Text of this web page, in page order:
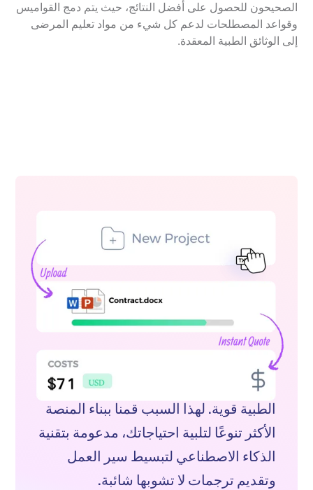
الصحيحون للحصول على أفضل النتائج، حيث يتم دمج القواميس
وقواعد المصطلحات لدعم كل شيء من مواد تعليم المرضى
إلى الوثائق الطبية المعقدة.
قائمة خدمات الترجمة المطلوبة للمكاتب
الطبية قوية. لهذا السبب قمنا ببناء المنصة
الأكثر تنوعًا لتلبية احتياجاتك، مدعومة بتقنية
الذكاء الاصطناعي لتبسيط سير العمل
وتقديم ترجمات لا تشوبها شائبة.